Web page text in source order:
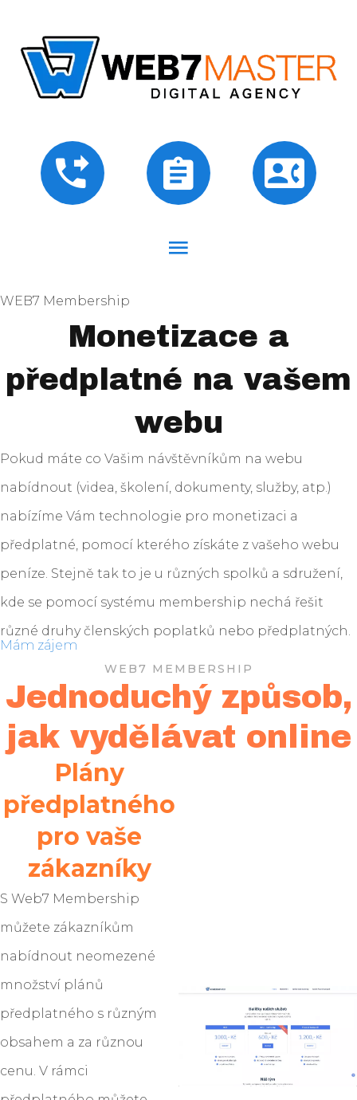
WEB7 Membership
Monetizace a
předplatné na vašem
webu
Pokud máte co Vašim návštěvníkům na webu
nabídnout (videa, školení, dokumenty, služby, atp.)
nabízíme Vám technologie pro monetizaci a
předplatné, pomocí kterého získáte z vašeho webu
peníze. Stejně tak to je u různých spolků a sdružení,
kde se pomocí systému membership nechá řešit
různé druhy členských poplatků nebo předplatných.
Mám zájem
WEB7 MEMBERSHIP
Jednoduchý způsob,
jak vydělávat online
Plány
předplatného
pro vaše
zákazníky
S Web7 Membership
můžete zákazníkům
nabídnout neomezené
množství plánů
předplatného s různým
obsahem a za různou
cenu. V rámci